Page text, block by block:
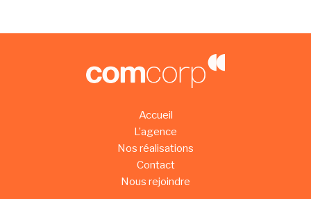
Accueil
L’agence
Nos réalisations
Contact
Nous rejoindre